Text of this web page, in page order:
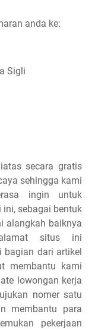
anda ke:
Sigli
secara gratis
sehingga kami
ingin untuk
sebagai bentuk
alangkah baiknya
situs ini
bagian dari artikel
membantu kami
lowongan kerja
nomer satu
membantu para
pekerjaan